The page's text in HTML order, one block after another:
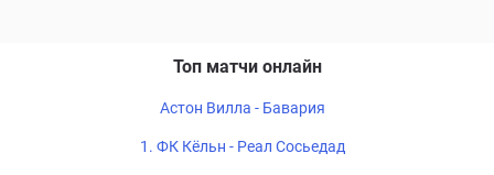
Топ матчи онлайн
Астон Вилла - Бавария
1. ФК Кёльн - Реал Сосьедад